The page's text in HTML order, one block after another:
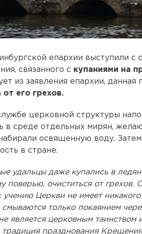
епархии выступили с
связанного с купаниями на
из заявления епархии, данная
от его грехов.
церковной структуры
в среде отдельных мирян,
освященную воду. Затем
в стране.
удальцы даже купались в
поверью, очиститься от грехов.
учению Церкви не имеет
смываются только покаянием
является церковным таинством
традиция празднования